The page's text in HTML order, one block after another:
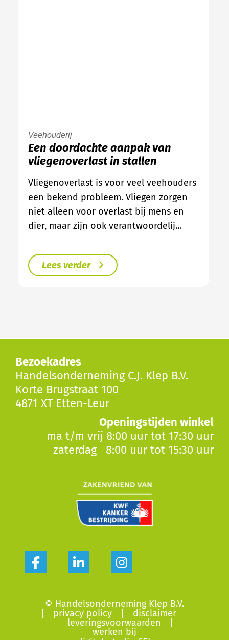
Veehouderij
Een doordachte aanpak van
vliegenoverlast in stallen
Vliegenoverlast is voor veel veehouders
een bekend probleem. Vliegen zorgen
niet alleen voor overlast bij mens en
dier, maar zijn ook verantwoordelij…
Lees verder
Bezoekadres
Handelsonderneming C.J. Klep B.V.
Korte Brugstraat 100
4871 XT Etten-Leur
Openingstijden winkel
ma t/m vrij 8:00 uur tot 17:30 uur
zaterdag 8:00 uur tot 15:30 uur
© Handelsonderneming Klep B.V.
privacy policy
disclaimer
leveringsvoorwaarden
werken bij